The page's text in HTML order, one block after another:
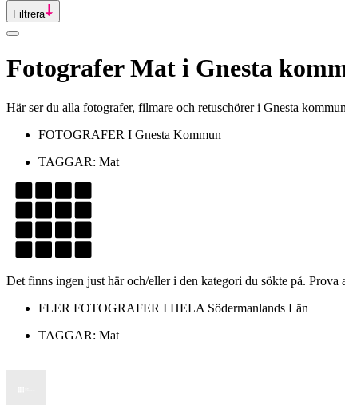
Filtrera
FotograferMat i Gnesta
Här ser du alla fotografer, filmare och retuschörer i Gnesta
FOTOGRAFER I Gnesta Kommun
TAGGAR: Mat
Det finns ingen just här och/eller i den kategori du sökte på. Prova
FLER FOTOGRAFER I HELA Södermanlands Län
TAGGAR: Mat